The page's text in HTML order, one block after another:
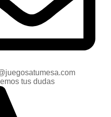
tus dudas